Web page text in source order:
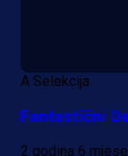
A Selekcija
Fantastični
2 godina 6